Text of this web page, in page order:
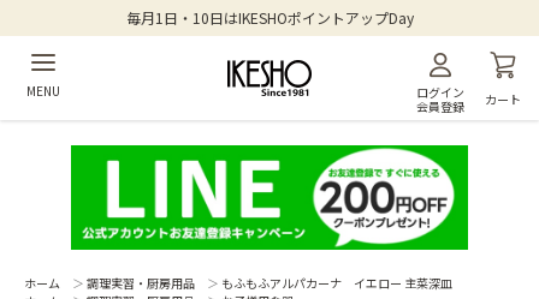
毎月1日・10日はIKESHOポイントアップDay
MENU
ログイン
会員登録
カート
ホーム ＞ 調理実習・厨房用品 ＞ もふもふアルパカーナ イエロー 主菜深皿